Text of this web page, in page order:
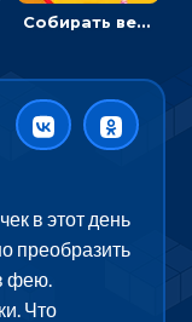
Собирать вещи и преображать девочку, чтобы покорить парня – гиперказуалка
в этот день
преобразить
фею.
Что